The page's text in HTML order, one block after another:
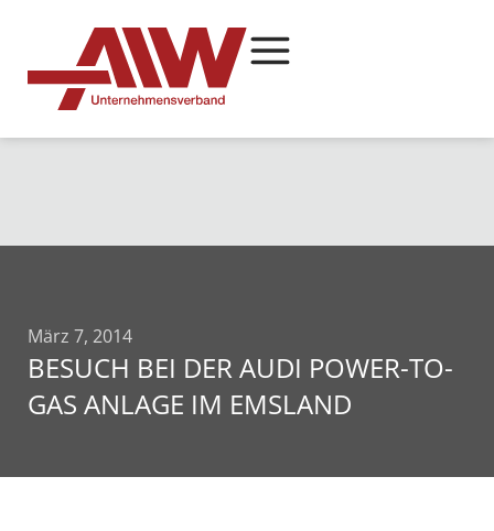
März 7, 2014
BESUCH BEI DER AUDI POWER-TO-
GAS ANLAGE IM EMSLAND